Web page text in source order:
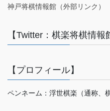
神戸将棋情報館（外部リンク）
【Twitter：棋楽将棋情報
【プロフィール】
ペンネーム：浮世棋楽（通称、棋